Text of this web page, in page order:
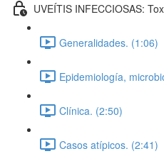
UVEÍTIS INFECCIOSAS:
Generalidades. (1:06)
Epidemiología,
Clínica. (2:50)
Casos atípicos. (2:41)